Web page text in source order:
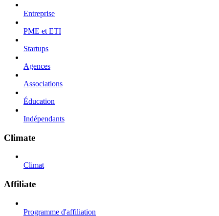
Entreprise
PME et ETI
Startups
Agences
Associations
Éducation
Indépendants
Climate
Climat
Affiliate
Programme d'affiliation